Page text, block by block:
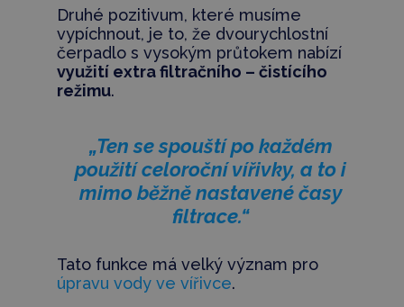
Druhé pozitivum, které musíme
vypíchnout, je to, že dvourychlostní
čerpadlo s vysokým průtokem nabízí
využití extra filtračního – čistícího
režimu.
„Ten se spouští po každém
použití celoroční vířivky, a to i
mimo běžně nastavené časy
filtrace.“
Tato funkce má velký význam pro
úpravu vody ve vířivce.